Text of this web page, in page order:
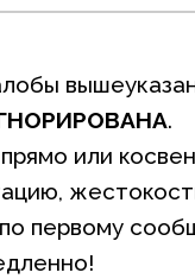
.
или
первому